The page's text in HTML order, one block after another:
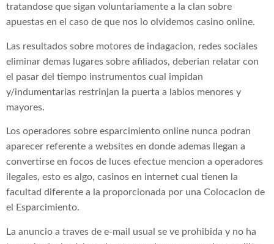
tratandose que sigan voluntariamente a la clan sobre
apuestas en el caso de que nos lo olvidemos casino online.
Las resultados sobre motores de indagacion, redes sociales
eliminar demas lugares sobre afiliados, deberian relatar con
el pasar del tiempo instrumentos cual impidan
y/indumentarias restrinjan la puerta a labios menores y
mayores.
Los operadores sobre esparcimiento online nunca podran
aparecer referente a websites en donde ademas llegan a
convertirse en focos de luces efectue mencion a operadores
ilegales, esto es algo, casinos en internet cual tienen la
facultad diferente a la proporcionada por una Colocacion de
el Esparcimiento.
La anuncio a traves de e-mail usual se ve prohibida y no ha